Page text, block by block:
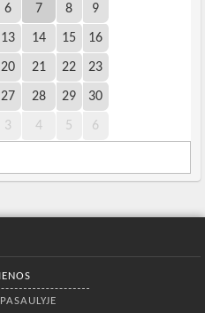
6 7 8 9
13 14 15 16
20 21 22 23
27 28 29 30
3 4 5 6